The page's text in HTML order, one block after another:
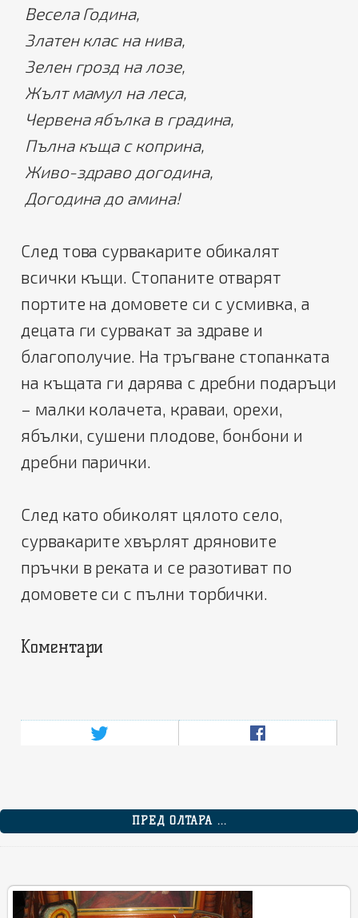
Весела Година,
Златен клас на нива,
Зелен грозд на лозе,
Жълт мамул на леса,
Червена ябълка в градина,
Пълна къща с коприна,
Живо-здраво догодина,
Догодина до амина!
След това сурвакарите обикалят
всички къщи. Стопаните отварят
портите на домовете си с усмивка, а
децата ги сурвакат за здраве и
благополучие. На тръгване стопанката
на къщата ги дарява с дребни подаръци
– малки колачета, краваи, орехи,
ябълки, сушени плодове, бонбони и
дребни парички.
След като обиколят цялото село,
сурвакарите хвърлят дряновите
пръчки в реката и се разотиват по
домовете си с пълни торбички.
Коментари
ПРЕД ОЛТАРА ...